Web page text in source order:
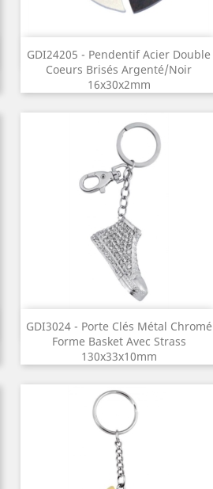
GDI24205 - Pendentif Acier Double
Coeurs Brisés Argenté/noir
16x30x2mm
 Aperçu rapide
GDI3024 - Porte Clés Métal Chromé
Forme Basket Avec Strass
130x33x10mm
Aperçu rapide